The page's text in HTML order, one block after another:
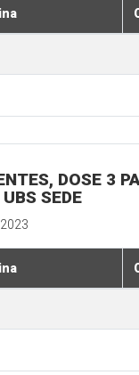
DOSE 3
SEDE